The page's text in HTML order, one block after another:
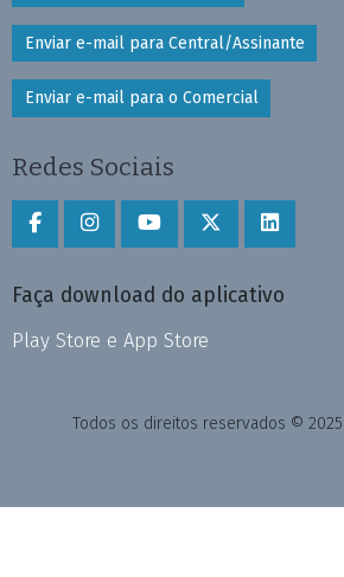
Enviar e-mail para Central/Assinante
Enviar e-mail para o Comercial
Redes Sociais
Faça download do aplicativo
Play Store e App Store
Todos os direitos reservados ©